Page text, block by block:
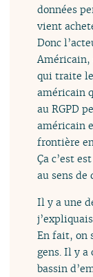
données
vient
Donc
Américain,
qui traite
américain
au RGPD
américain
frontière
Ça c’est
au sens de
Il y a une
En fait, on
gens. Il y
bassin